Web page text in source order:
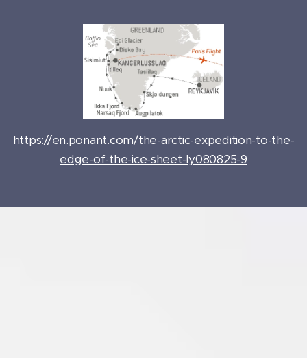
https://en.ponant.com/the-arctic-expedition-to-the-
edge-of-the-ice-sheet-ly080825-9